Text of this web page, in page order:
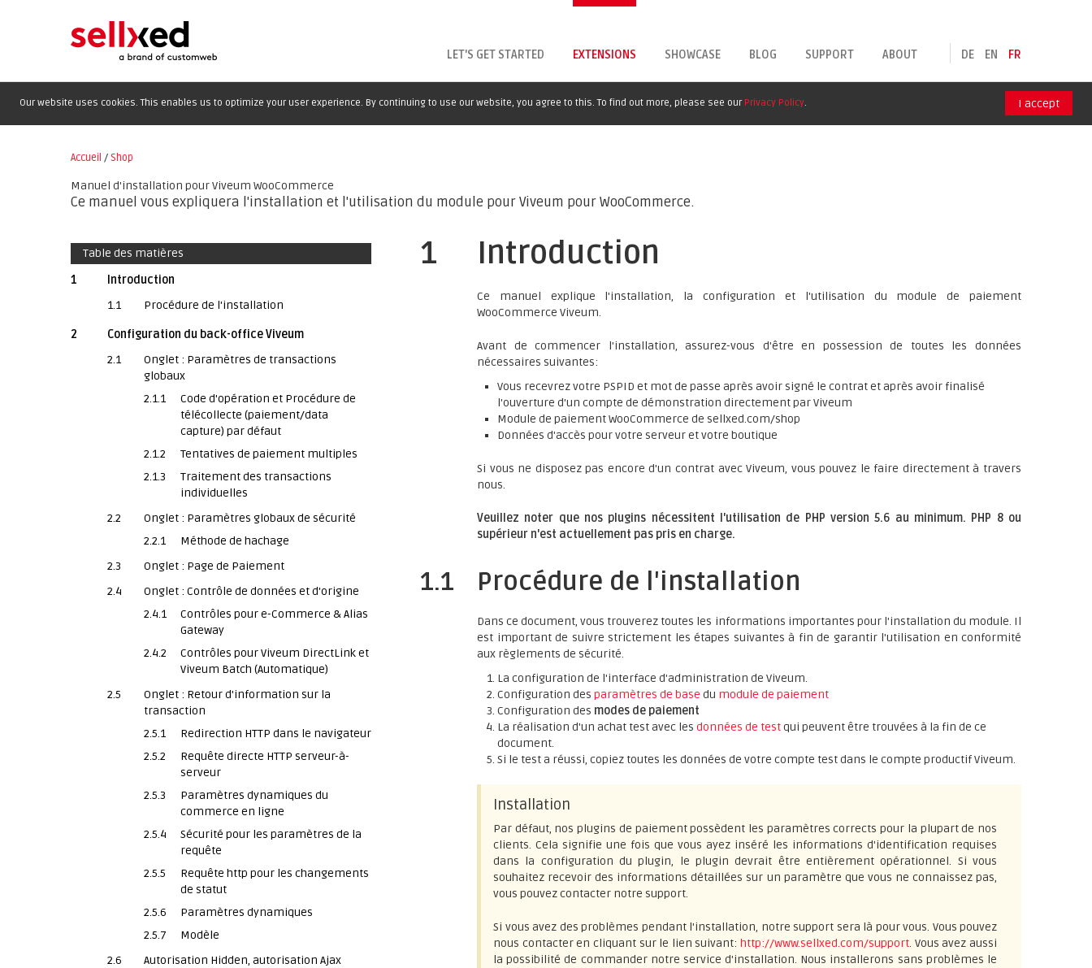
DE EN FR
LET'S GET STARTED EXTENSIONS SHOWCASE BLOG SUPPORT ABOUT
Our website uses cookies. This enables us to optimize your user experience. By continuing to use our website, you agree to this. To find out more, please see our Privacy Policy. I accept
Accueil / Shop
Manuel d'installation pour Viveum WooCommerce
Ce manuel vous expliquera l'installation et l'utilisation du module pour Viveum pour WooCommerce.
Table des matières
1
Introduction
1.1
Procédure de l'installation
2
Configuration du back-office Viveum
2.1
Onglet : Paramètres de transactions
globaux
2.1.1
Code d'opération et Procédure de
télécollecte (paiement/data
capture) par défaut
2.1.2
Tentatives de paiement multiples
2.1.3
Traitement des transactions
individuelles
2.2
Onglet : Paramètres globaux de sécurité
2.2.1
Méthode de hachage
2.3
Onglet : Page de Paiement
2.4
Onglet : Contrôle de données et d'origine
2.4.1
Contrôles pour e-Commerce & Alias
Gateway
2.4.2
Contrôles pour Viveum DirectLink et
Viveum Batch (Automatique)
2.5
Onglet : Retour d'information sur la
transaction
2.5.1
Redirection HTTP dans le navigateur
2.5.2
Requête directe HTTP serveur-à-
serveur
2.5.3
Paramètres dynamiques du
commerce en ligne
2.5.4
Sécurité pour les paramètres de la
requête
2.5.5
Requête http pour les changements
de statut
2.5.6
Paramètres dynamiques
2.5.7
Modèle
2.6
Autorisation Hidden, autorisation Ajax
1 Introduction
Ce manuel explique l'installation, la configuration et l'utilisation du module de paiement
WooCommerce Viveum.
Avant de commencer l'installation, assurez-vous d'être en possession de toutes les données
nécessaires suivantes:
Vous recevrez votre PSPID et mot de passe après avoir signé le contrat et après avoir finalisé
l'ouverture d'un compte de démonstration directement par Viveum
Module de paiement WooCommerce de sellxed.com/shop
Données d'accès pour votre serveur et votre boutique
Si vous ne disposez pas encore d'un contrat avec Viveum, vous pouvez le faire directement à travers
nous.
Veuillez noter que nos plugins nécessitent l'utilisation de PHP version 5.6 au minimum. PHP 8 ou
supérieur n'est actuellement pas pris en charge.
1.1 Procédure de l'installation
Dans ce document, vous trouverez toutes les informations importantes pour l'installation du module. Il
est important de suivre strictement les étapes suivantes à fin de garantir l'utilisation en conformité
aux règlements de sécurité.
La configuration de l'interface d'administration de Viveum.
Configuration des paramètres de base du module de paiement
Configuration des modes de paiement
La réalisation d'un achat test avec les données de testqui peuvent être trouvées à la fin de ce
document.
Si le test a réussi, copiez toutes les données de votre compte test dans le compte productif Viveum.
Installation
Par défaut, nos plugins de paiement possèdent les paramètres corrects pour la plupart de nos
clients. Cela signifie une fois que vous ayez inséré les informations d'identification requises
dans la configuration du plugin, le plugin devrait être entièrement opérationnel. Si vous
souhaitez recevoir des informations détaillées sur un paramètre que vous ne connaissez pas,
vous pouvez contacter notre support.
Si vous avez des problèmes pendant l'installation, notre support sera là pour vous. Vous pouvez
nous contacter en cliquant sur le lien suivant:http://www.sellxed.com/support. Vous avez aussi
la possibilité de commander notre service d'installation. Nous installerons sans problèmes le